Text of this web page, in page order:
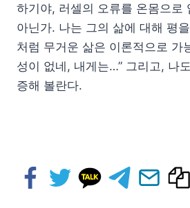
하기야, 러셀의 오류를 온몸으로
아닌가. 나는 그의 삶에 대해 평
처럼 무거운 삶은 이론적으로 가
성이 없네, 내게는…” 그리고, 나
증해 볼란다.